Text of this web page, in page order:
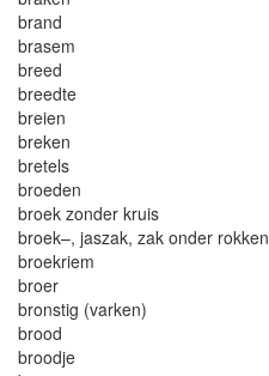
brand
brasem
breed
breedte
breien
breken
bretels
broeden
broek zonder kruis
broek–, jaszak, zak onder rokken
broekriem
broer
bronstig (varken)
brood
broodje